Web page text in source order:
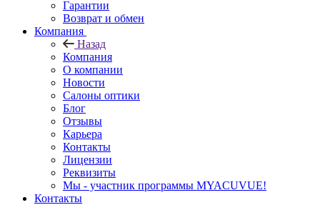
Гарантии
Возврат и обмен
Компания
Назад
Компания
О компании
Новости
Салоны оптики
Блог
Отзывы
Карьера
Контакты
Лицензии
Реквизиты
Мы - участник программы MYACUVUE!
Контакты